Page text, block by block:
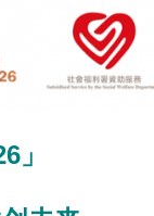
」